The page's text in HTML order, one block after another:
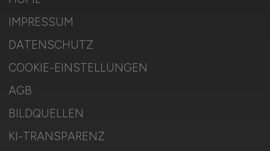
IMPRESSUM
DATENSCHUTZ
COOKIE-EINSTELLUNGEN
AGB
BILDQUELLEN
KI-TRANSPARENZ